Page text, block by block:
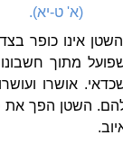
(א' ט-יא).
אינו כופר
מתוך
אושרו
השטן הפך את